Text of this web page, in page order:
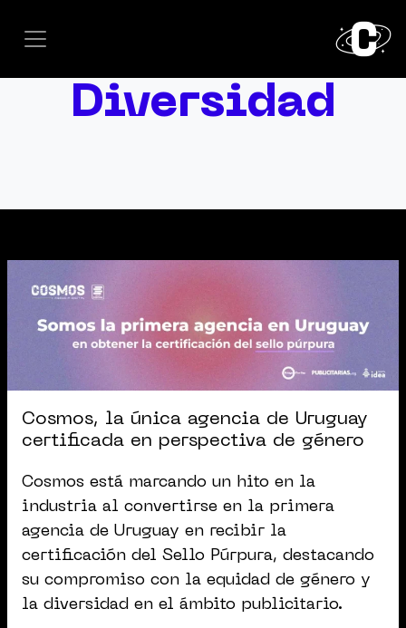
Diversidad
Cosmos, la única agencia de Uruguay
certificada en perspectiva de género
Cosmos está marcando un hito en la
industria al convertirse en la primera
agencia de Uruguay en recibir la
certificación del Sello Púrpura, destacando
su compromiso con la equidad de género y
la diversidad en el ámbito publicitario.